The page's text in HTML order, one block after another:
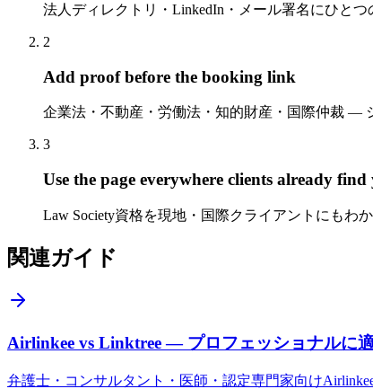
法人ディレクトリ・LinkedIn・メール署名にひと
2
Add proof before the booking link
企業法・不動産・労働法・知的財産・国際仲裁 —
3
Use the page everywhere clients already find
Law Society資格を現地・国際クライアントにもわ
関連ガイド
Airlinkee vs Linktree — プロフェッショナルに
弁護士・コンサルタント・医師・認定専門家向け